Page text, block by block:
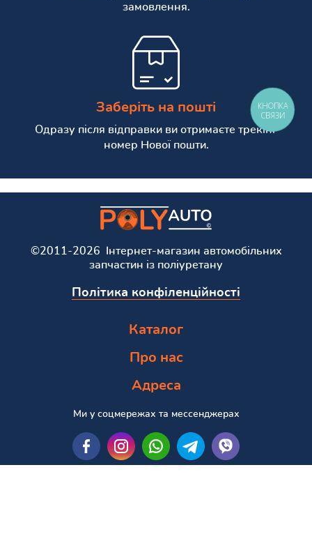
замовлення.
Заберіть на пошті
Одразу після відправки ви отримаєте трекінг
номер Нової пошти.
©2011-2026 Інтернет-магазин автомобільних
запчастин із поліуретану
Політика конфіленційності
Каталог
Про нас
Адреса
Ми у соцмережах та мессенджерах
КНОПКА
СВЯЗИ